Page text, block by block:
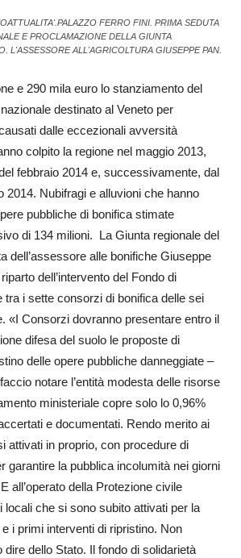
FERRO FINI. PRIMA SEDUTA
E PROCLAMAZIONE DELLA GIUNTA
L'ASSESSORE ALL'AGRICOLTURA GIUSEPPE PAN.
e 290 mila euro lo stanziamento del
destinato al Veneto per
dalle eccezionali avversità
colpito la regione nel maggio 2013,
febbraio 2014 e, successivamente, dal
2014. Nubifragi e alluvioni che hanno
pub­bliche di bonifica stimate
di 134 mi­lio­ni. La Giunta regionale del
dell’assessore alle bo­nifiche Giuseppe
dell’intervento del Fon­do di
tra i set­te consorzi di bonifica delle sei
«I Consorzi do­vranno presentare entro il
difesa del suolo le proposte di
delle opere pubbliche dan­neg­giate –
notare l’entità modesta delle ri­sorse
mi­nisteriale copre solo lo 0,96%
e documentati. Rendo merito ai
attivati in proprio, con procedure di
garantire la pubblica in­co­lumità nei giorni
all’operato della Protezione civile
locali che si sono subito attivati per la
i primi interventi di ripristino. Non
dello Stato. Il fondo di solidarietà